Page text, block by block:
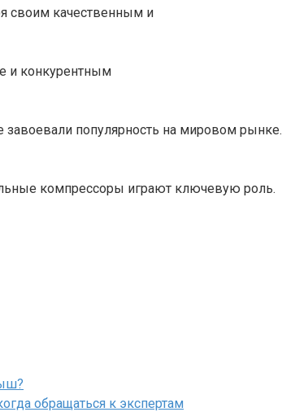
своим качественным и
и конкурентным
популярность на мировом рынке.
компрессоры играют ключевую роль.
обращаться к экспертам